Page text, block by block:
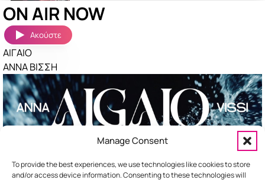
Manage Consent
To provide the best experiences, we use technologies like cookies to store
and/or access device information. Consenting to these technologies will
Ακούστηκαν πριν λίγο
ΤΕΛΕΙΑ
ΠΕΤΡΟΣ ΙΑΚΩΒΙΔΗΣ
ΣΑΝ ΝΑΥΑΓΟΙ
ΝΙΝΟ
ΣΟΥΣΟΥΡΟ
ON AIR NOW
Ακούστε
ΑΙΓΑΙΟ
ΑΝΝΑ ΒΙΣΣΗ